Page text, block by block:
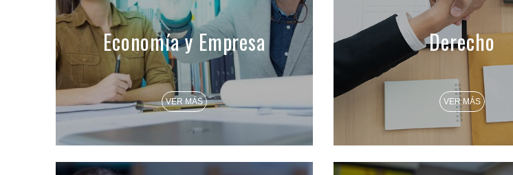
Economía y Empresa
VER MÁS
Derecho
VER MÁS